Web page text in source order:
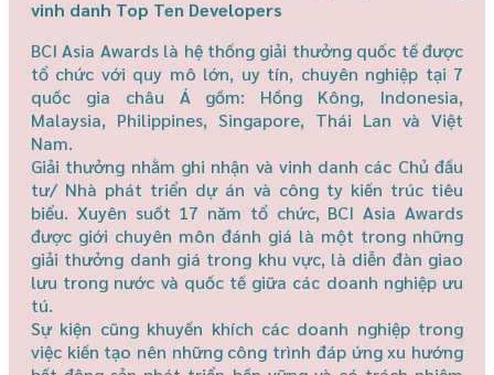
vinh danh Top Ten Developers
BCI Asia Awards là hệ thống giải thưởng quốc tế được
tổ chức với quy mô lớn, uy tín, chuyên nghiệp tại 7
quốc gia châu Á gồm: Hồng Kông, Indonesia,
Malaysia, Philippines, Singapore, Thái Lan và Việt
Nam.
Giải thưởng nhằm ghi nhận và vinh danh các Chủ đầu
tư/ Nhà phát triển dự án và công ty kiến trúc tiêu
biểu. Xuyên suốt 17 năm tổ chức, BCI Asia Awards
được giới chuyên môn đánh giá là một trong những
giải thưởng danh giá trong khu vực, là diễn đàn giao
lưu trong nước và quốc tế giữa các doanh nghiệp ưu
tú.
Sự kiện cũng khuyến khích các doanh nghiệp trong
việc kiến tạo nên những công trình đáp ứng xu hướng